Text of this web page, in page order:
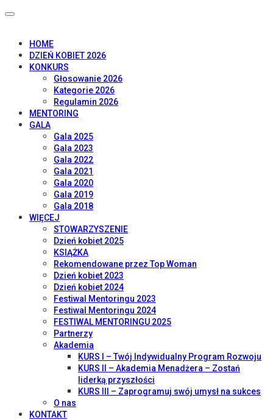
HOME
DZIEŃ KOBIET 2026
KONKURS
Głosowanie 2026
Kategorie 2026
Regulamin 2026
MENTORING
GALA
Gala 2025
Gala 2023
Gala 2022
Gala 2021
Gala 2020
Gala 2019
Gala 2018
WIĘCEJ
STOWARZYSZENIE
Dzień kobiet 2025
KSIĄŻKA
Rekomendowane przez Top Woman
Dzień kobiet 2023
Dzień kobiet 2024
Festiwal Mentoringu 2023
Festiwal Mentoringu 2024
FESTIWAL MENTORINGU 2025
Partnerzy
Akademia
KURS I – Twój Indywidualny Program Rozwoju
KURS II – Akademia Menadżera – Zostań
liderką przyszłości
KURS III – Zaprogramuj swój umysł na sukces
O nas
KONTAKT